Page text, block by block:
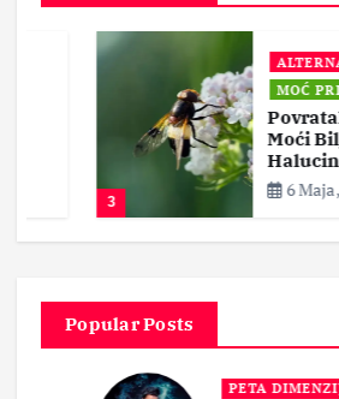
MOĆ PRIRODE
Povratak
Moći Bilja u
Halucinacija
6 Maja, 2024
Popular Posts
PETA DIMENZIJA